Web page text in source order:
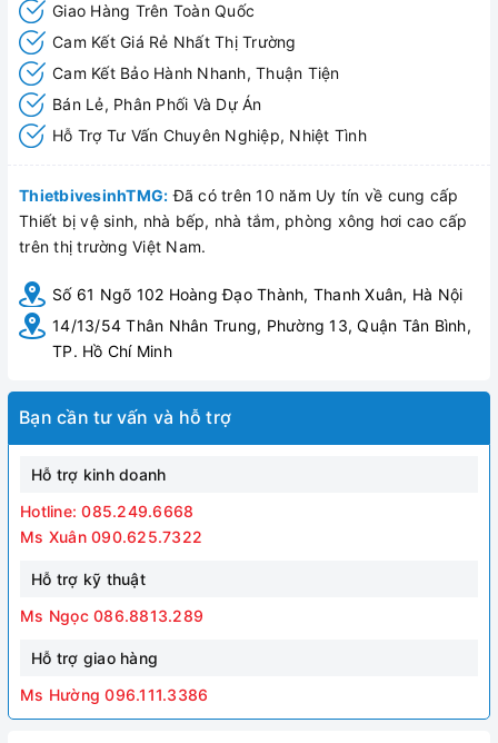
Giao Hàng Trên Toàn Quốc
Cam Kết Giá Rẻ Nhất Thị Trường
Cam Kết Bảo Hành Nhanh, Thuận Tiện
Bán Lẻ, Phân Phối Và Dự Án
Hỗ Trợ Tư Vấn Chuyên Nghiệp, Nhiệt Tình
ThietbivesinhTMG: Đã có trên 10 năm Uy tín về cung cấp
Thiết bị vệ sinh, nhà bếp, nhà tắm, phòng xông hơi cao cấp
trên thị trường Việt Nam.
Số 61 Ngõ 102 Hoàng Đạo Thành, Thanh Xuân, Hà Nội
14/13/54 Thân Nhân Trung, Phường 13, Quận Tân Bình,
TP. Hồ Chí Minh
Bạn cần tư vấn và hỗ trợ
Hỗ trợ kinh doanh
Hotline: 085.249.6668
Ms Xuân 090.625.7322
Hỗ trợ kỹ thuật
Ms Ngọc 086.8813.289
Hỗ trợ giao hàng
Ms Hường 096.111.3386